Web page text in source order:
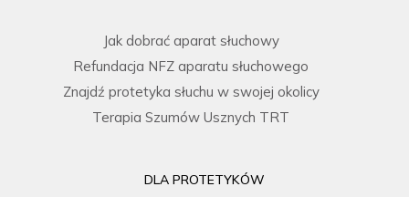
Jak dobrać aparat słuchowy
Refundacja NFZ aparatu słuchowego
Znajdź protetyka słuchu w swojej okolicy
Terapia Szumów Usznych TRT
DLA PROTETYKÓW